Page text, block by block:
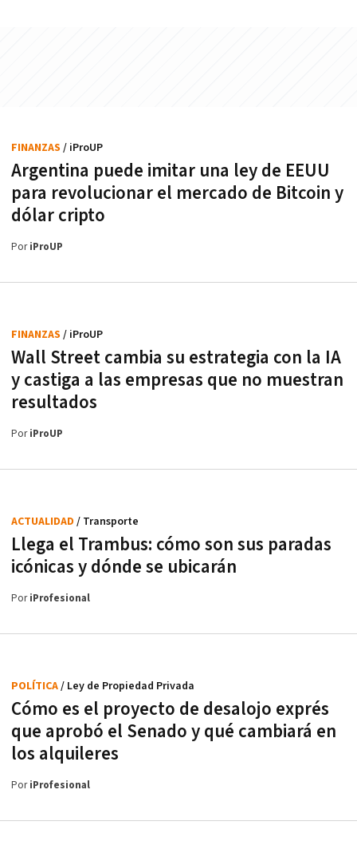
Argentina puede imitar una ley de EEUU
para revolucionar el mercado de Bitcoin y
dólar cripto
FINANZAS / iProUP
PoriProUP
Wall Street cambia su estrategia con la IA
y castiga a las empresas que no muestran
resultados
FINANZAS / iProUP
PoriProUP
Llega el Trambus: cómo son sus paradas
icónicas y dónde se ubicarán
ACTUALIDAD / Transporte
PoriProfesional
Cómo es el proyecto de desalojo exprés
que aprobó el Senado y qué cambiará en
los alquileres
POLÍTICA/ Ley de Propiedad Privada
PoriProfesional